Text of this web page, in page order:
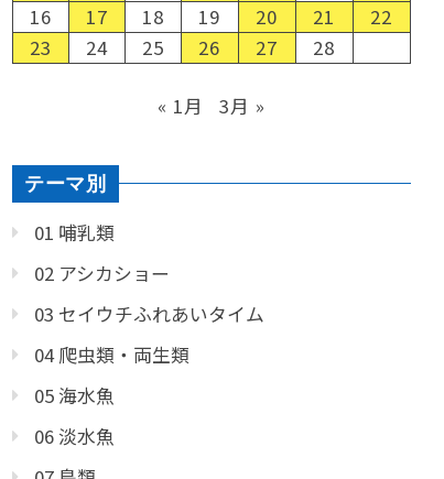
16
17 18 19 20 21
22
23
24 25 26 27 28
« 1月 3月 »
テーマ別
01 哺乳類
02 アシカショー
03 セイウチふれあいタイム
04 爬虫類・両生類
05 海水魚
06 淡水魚